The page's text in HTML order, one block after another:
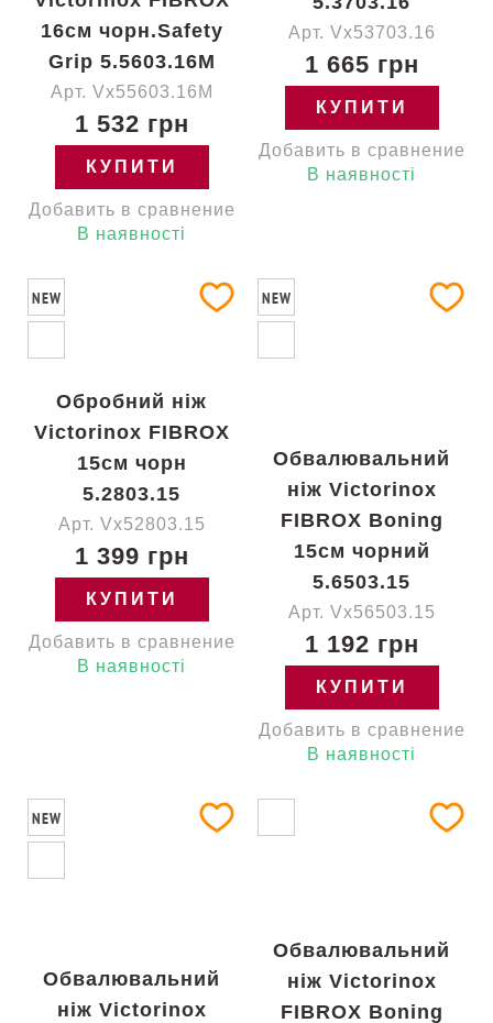
16см чорн.Safety
Grip 5.5603.16M
Арт. Vx55603.16M
1 532 грн
КУПИТИ
Добавить в сравнение
В наявності
Арт. Vx53703.16
1 665 грн
КУПИТИ
Добавить в сравнение
В наявності
NEW
Обробний ніж
Victorinox FIBROX
15см чорн
5.2803.15
Арт. Vx52803.15
1 399 грн
КУПИТИ
Добавить в сравнение
В наявності
NEW
Обвалювальний
ніж Victorinox
FIBROX Boning
15см чорний
5.6503.15
Арт. Vx56503.15
1 192 грн
КУПИТИ
Добавить в сравнение
В наявності
NEW
Обвалювальний
ніж Victorinox
Обвалювальний
ніж Victorinox
FIBROX Boning